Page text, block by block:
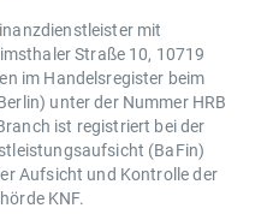
mit
Straße 10, 10719
im Handelsregister beim
unter der Nummer HRB
ist registriert bei der
(BaFin)
Aufsicht und Kontrolle der
KNF.